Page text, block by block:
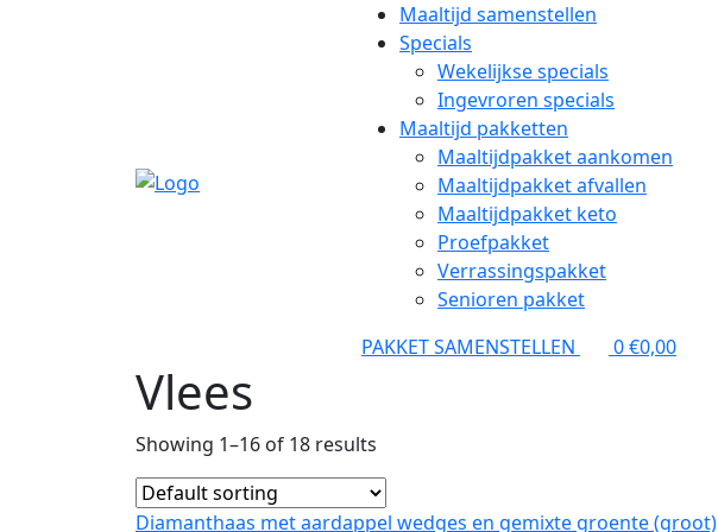
Maaltijd samenstellen
Specials
Wekelijkse specials
Ingevroren specials
Maaltijd pakketten
Maaltijdpakket aankomen
Maaltijdpakket afvallen
Maaltijdpakket keto
Proefpakket
Verrassingspakket
Senioren pakket
PAKKET SAMENSTELLEN
0€0,00
Vlees
Showing 1–16 of 18 results
Diamanthaas met aardappel wedges en gemixte groente (groot)